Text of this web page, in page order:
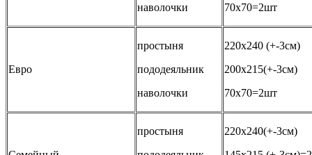
наволочки
70х70=2шт
Евро
простыня
пододеяльник
наволочки
220х240 (+-3см)
200х215(+-3см)
70х70=2шт
простыня
220х240(+-3см)